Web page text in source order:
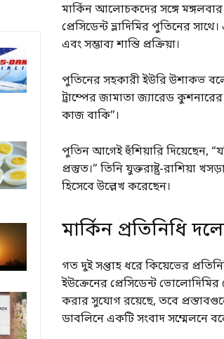
মার্কিন আলোচকদের সঙ্গে
প্রেসিডেন্ট ভ্লাদিমির পুতিনের
এবং সম্ভাব্য শান্তি প্রক্রিয়া।
পুতিনের সহকারী ইউরি উশাকভ
ট্রাম্পের জামাতা জ্যারেড
কাজ বাকি”।
পুতিন আগেই হুঁশিয়ারি দিয়েছেন,
প্রস্তুত।” তিনি যুক্তরাষ্ট্র-
হিসেবে উল্লেখ করেছেন।
মার্কিন প্রতিনিধি
গত দুই সপ্তাহ ধরে কিয়েভের
ইউক্রেনের প্রেসিডেন্ট
করার সুযোগ রয়েছে, তবে
ডাবলিনে একটি সংবাদ